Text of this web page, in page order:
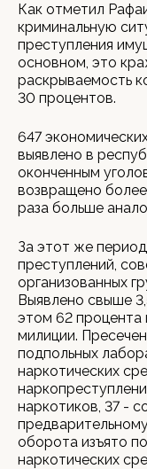
Как отметил
криминальную
преступления
основном, это
раскрываемость
30 процентов.
647
выявлено в
оконченным
возвращено
раза больше
За этот же
преступлений,
организованных
Выявлено свыше
этом 62 процента
милиции.
подпольных
наркотических
наркотиков, 37 -
оборота изъято
наркотических